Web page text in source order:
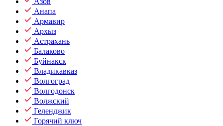
Анапа
Армавир
Архыз
Астрахань
Балаково
Буйнакск
Владикавказ
Волгоград
Волгодонск
Волжский
Геленджик
Горячий ключ